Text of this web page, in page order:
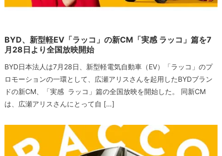
BYD、新型軽EV「ラッコ」の新CM「実感 ラッコ」篇を7
月28日より全国放映開始
BYD日本法人は7月28日、新型軽電気自動車（EV）「ラッコ」のプ
ロモーションの一環として、広瀬アリスさんを起用したBYDブラン
ドの新CM、「実感 ラッコ」篇の全国放映を開始した。 同新CM
は、広瀬アリスさんにとって自 […]